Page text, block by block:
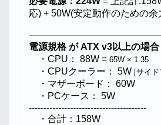
応) + 50W(安定動作のための余
電源規格 が ATX v3以上の場合
・CPU： 88W = 65W × 1.35
・CPUクーラー： 5W [サイ
・マザーボード： 60W
・PCケース： 5W
----------------------------------------
・合計：158W